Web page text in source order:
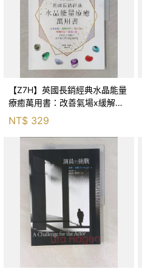
【Z7H】英國長銷經典水晶能量
療癒萬用書：改善氣場x緩解疼
痛x穩定身心x增加財富x促進人
緣，250種水晶礦石給你最完整
的生活對策_菲利
NT$ 329